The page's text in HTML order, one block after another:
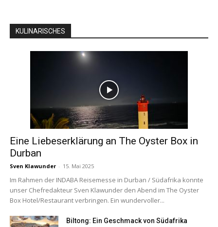
KULINARISCHES
Eine Liebeserklärung an The Oyster Box in
Durban
Sven Klawunder - 15. Mai 2025
Im Rahmen der INDABA Reisemesse in Durban / Südafrika konnte
unser Chefredakteur Sven Klawunder den Abend im The Oyster
Box Hotel/Restaurant verbringen. Ein wundervoller...
Biltong: Ein Geschmack von Südafrika